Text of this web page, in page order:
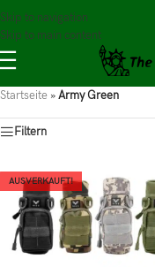
Skip to navigation
Skip to main content
Startseite »Army Green
Filtern
AUSVERKAUFT!